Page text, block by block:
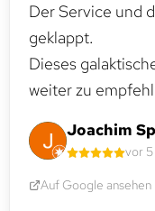
Der Service und
geklappt.
Dieses
weiter zu
Joachim
vor
Auf Google ansehen